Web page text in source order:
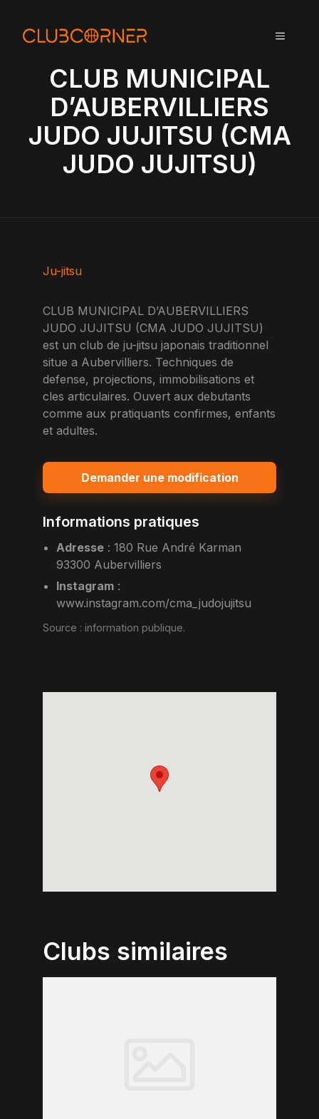
MENU
CLUB MUNICIPAL
D’AUBERVILLIERS
JUDO JUJITSU (CMA
JUDO JUJITSU)
Ju-jitsu
CLUB MUNICIPAL D’AUBERVILLIERS
JUDO JUJITSU (CMA JUDO JUJITSU)
est un club de ju-jitsu japonais traditionnel
situe a Aubervilliers. Techniques de
defense, projections, immobilisations et
cles articulaires. Ouvert aux debutants
comme aux pratiquants confirmes, enfants
et adultes.
Demander une modification
Informations pratiques
Adresse :180 Rue André Karman
93300 Aubervilliers
Instagram :
www.instagram.com/cma_judojujitsu
Source : information publique.
Clubs similaires